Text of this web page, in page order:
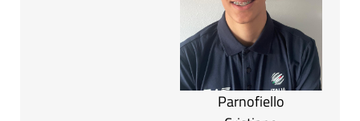
Parnofiello